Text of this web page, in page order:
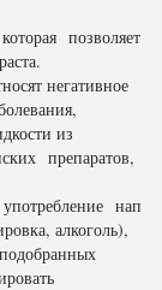
позволяет
негативное
из
препаратов,
нап
алкоголь),